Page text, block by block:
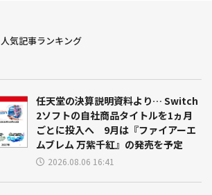
人気記事ランキング
任天堂の決算説明資料より… Switch
2ソフトの自社商品タイトルを1ヵ月
ごとに投入へ 9月は『ファイアーエ
ムブレム 万紫千紅』の発売を予定
2026.08.06 16:41